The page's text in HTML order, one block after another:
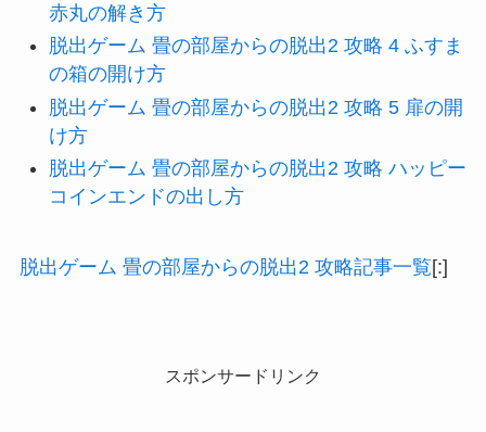
赤丸の解き方
脱出ゲーム 畳の部屋からの脱出2 攻略 4 ふすま
の箱の開け方
脱出ゲーム 畳の部屋からの脱出2 攻略 5 扉の開
け方
脱出ゲーム 畳の部屋からの脱出2 攻略 ハッピー
コインエンドの出し方
脱出ゲーム 畳の部屋からの脱出2 攻略記事一覧[:]
スポンサードリンク